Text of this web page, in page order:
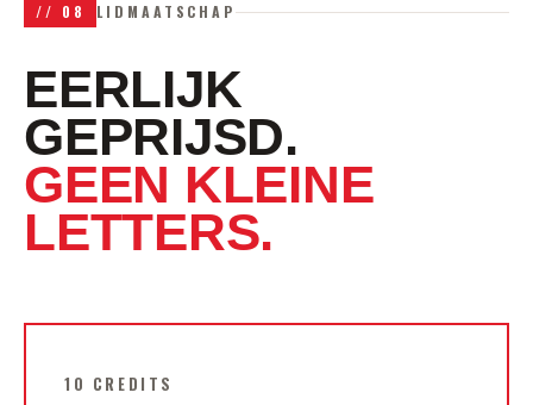
// 08 LIDMAATSCHAP
EERLIJK
GEPRIJSD.
GEEN KLEINE
LETTERS.
10 CREDITS